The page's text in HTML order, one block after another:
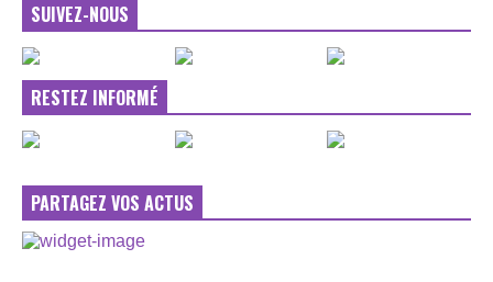
SUIVEZ-NOUS
RESTEZ INFORMÉ
PARTAGEZ VOS ACTUS